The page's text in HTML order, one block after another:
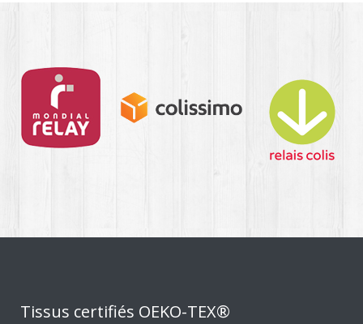
Tissus certifiés OEKO-TEX®